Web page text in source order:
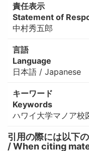
責任表示
Statement of
中村秀五郎
言語
Language
日本語 / Japanese
キーワード
Keywords
ハワイ大学マノア校
引用の際には以下
/ When citing